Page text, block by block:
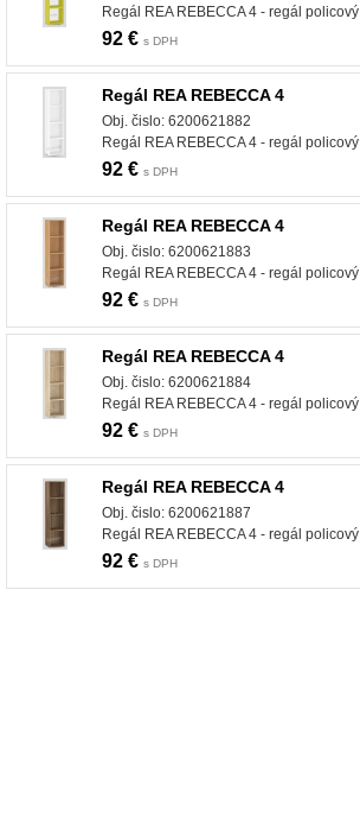
Regál REA REBECCA 4 - regál policový
92 € s DPH
Regál REA REBECCA 4
Obj. čislo: 6200621882
Regál REA REBECCA 4 - regál policový
92 € s DPH
Regál REA REBECCA 4
Obj. čislo: 6200621883
Regál REA REBECCA 4 - regál policový
92 € s DPH
Regál REA REBECCA 4
Obj. čislo: 6200621884
Regál REA REBECCA 4 - regál policový
92 € s DPH
Regál REA REBECCA 4
Obj. čislo: 6200621887
Regál REA REBECCA 4 - regál policový
92 € s DPH